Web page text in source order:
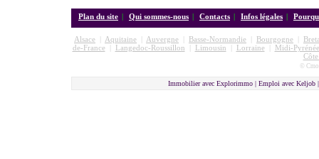
Plan du site | Qui sommes-nous | Contacts | Infos légales |
Alsace Aquitaine Auvergne Basse-Normandie Bourgogne
de-France| Langedoc-Roussillon Limousin Lorraine|
Midi-
©
Immobilier avec Explorimmo | Emploi avec Keljob